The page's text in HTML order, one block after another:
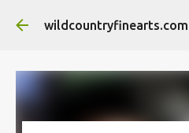
Langsung ke
wildcountryfinearts.com